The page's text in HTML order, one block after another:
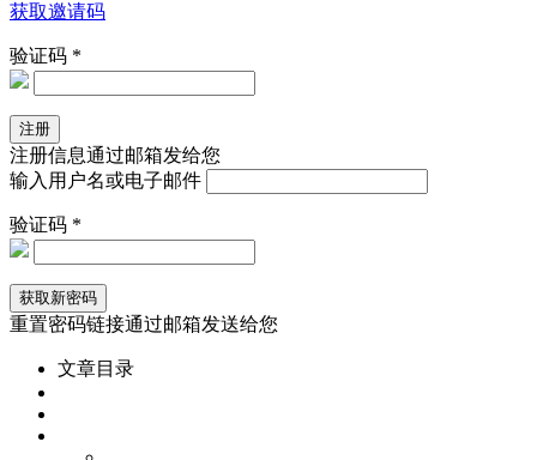
获取邀请码
验证码 *
注册信息通过邮箱发给您
输入用户名或电子邮件
验证码 *
重置密码链接通过邮箱发送给您
文章目录